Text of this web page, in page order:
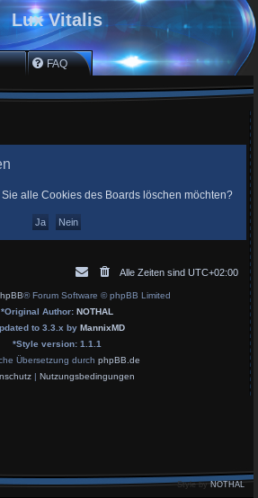
Lux Vitalis
FAQ
alle Cookies des Boards löschen möchten?
Alle Zeiten sind UTC+02:00
® Forum Software © phpBB Limited
*Original Author: NOTHAL
to 3.3.x by MannixMD
*Style version: 1.1.1
Übersetzung durch phpBB.de
| Nutzungsbedingungen
Style byNOTHAL